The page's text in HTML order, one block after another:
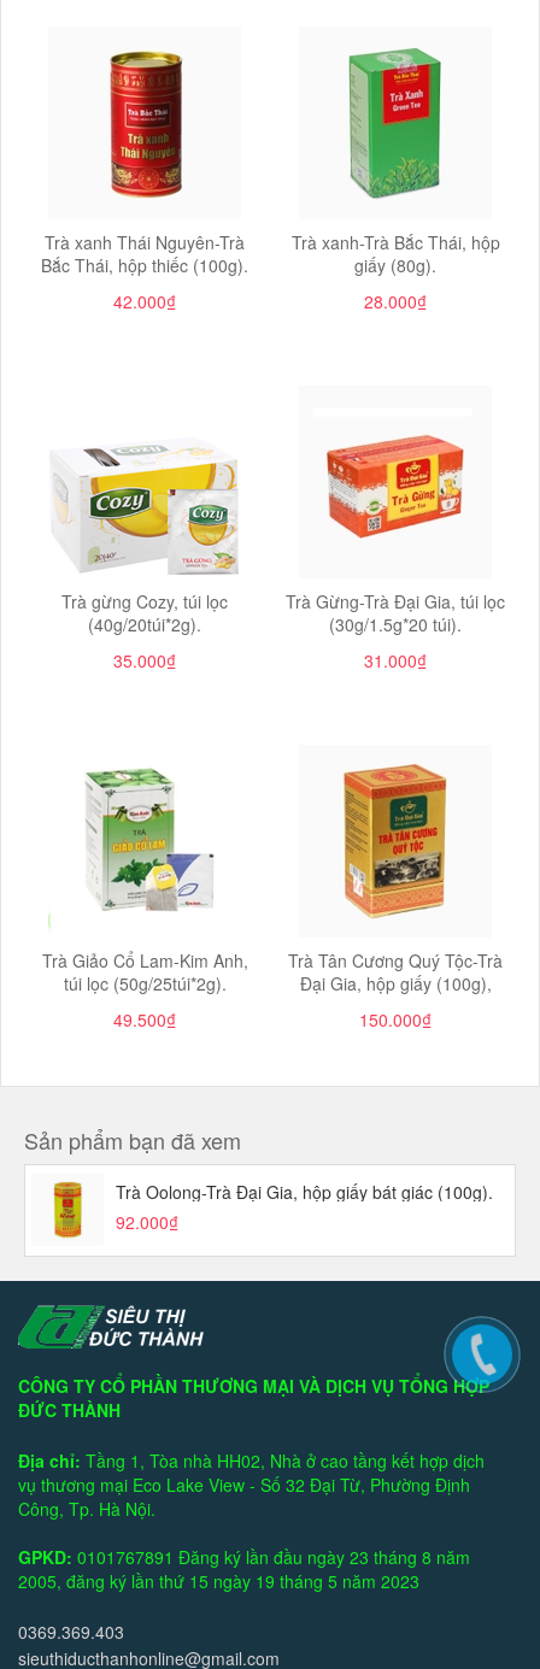
Trà xanh Thái Nguyên-Trà
Bắc Thái, hộp thiếc (100g).
42.000₫
Trà xanh-Trà Bắc Thái, hộp
giấy (80g).
28.000₫
Trà gừng Cozy, túi lọc
(40g/20túi*2g).
35.000₫
Trà Gừng-Trà Đại Gia, túi lọc
(30g/1.5g*20 túi).
31.000₫
Trà Giảo Cổ Lam-Kim Anh,
túi lọc (50g/25túi*2g).
49.500₫
Trà Tân Cương Quý Tộc-Trà
Đại Gia, hộp giấy (100g),
150.000₫
Sản phẩm bạn đã xem
Trà Oolong-Trà Đại Gia, hộp giấy bát giác (100g).
92.000₫
CÔNG TY CỔ PHẦN THƯƠNG MẠI VÀ DỊCH VỤ TỔNG HỢP
ĐỨC THÀNH
Địa chỉ: Tầng 1, Tòa nhà HH02, Nhà ở cao tầng kết hợp dịch
vụ thương mại Eco Lake View - Số 32 Đại Từ, Phường Định
Công, Tp. Hà Nội.
GPKD: 0101767891 Đăng ký lần đầu ngày 23 tháng 8 năm
2005, đăng ký lần thứ 15 ngày 19 tháng 5 năm 2023
0369.369.403
sieuthiducthanhonline@gmail.com